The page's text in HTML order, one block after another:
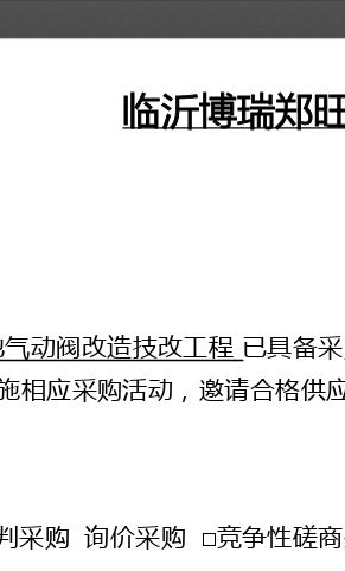
临沂博瑞郑
动阀改造技改工程 已具备
相应采购活动，邀请合格供
采购 询价采购 □竞争性磋